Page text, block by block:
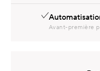
Avant-première